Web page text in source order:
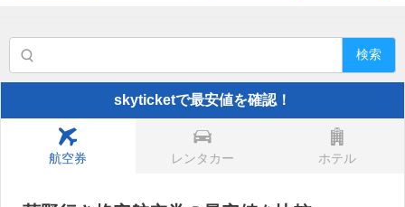
検索
skyticketで最安値を確認！
航空券 レンタカー ホテル